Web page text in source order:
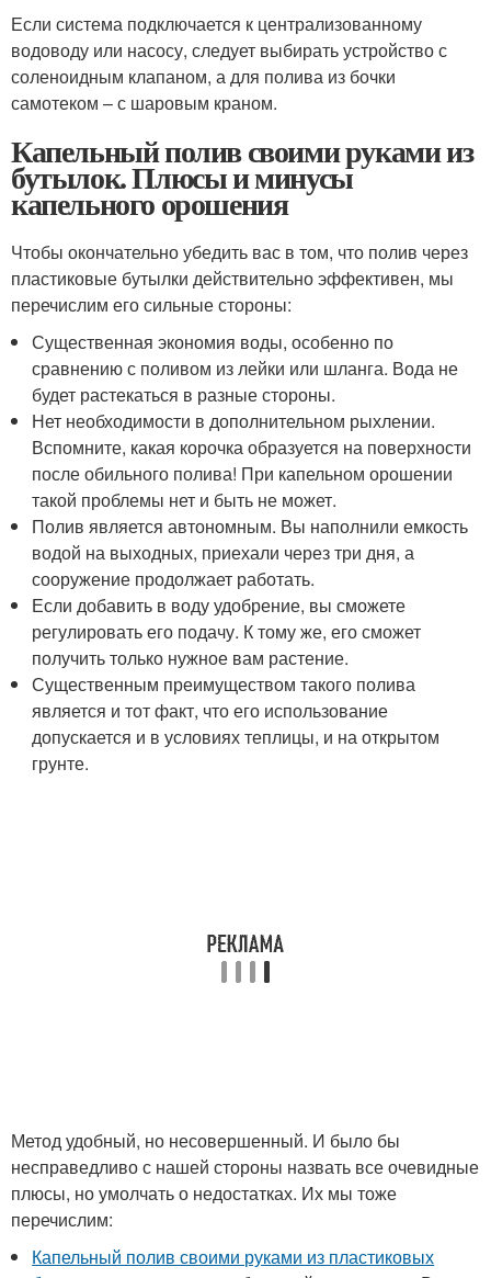
Если система подключается к централизованному
водоводу или насосу, следует выбирать устройство с
соленоидным клапаном, а для полива из бочки
самотеком – с шаровым краном.
Капельный полив своими руками из
бутылок. Плюсы и минусы
капельного орошения
Чтобы окончательно убедить вас в том, что полив через
пластиковые бутылки действительно эффективен, мы
перечислим его сильные стороны:
Существенная экономия воды, особенно по
сравнению с поливом из лейки или шланга. Вода не
будет растекаться в разные стороны.
Нет необходимости в дополнительном рыхлении.
Вспомните, какая корочка образуется на поверхности
после обильного полива! При капельном орошении
такой проблемы нет и быть не может.
Полив является автономным. Вы наполнили емкость
водой на выходных, приехали через три дня, а
сооружение продолжает работать.
Если добавить в воду удобрение, вы сможете
регулировать его подачу. К тому же, его сможет
получить только нужное вам растение.
Существенным преимуществом такого полива
является и тот факт, что его использование
допускается и в условиях теплицы, и на открытом
грунте.
Метод удобный, но несовершенный. И было бы
несправедливо с нашей стороны назвать все очевидные
плюсы, но умолчать о недостатках. Их мы тоже
перечислим:
Капельный полив своими руками из пластиковых